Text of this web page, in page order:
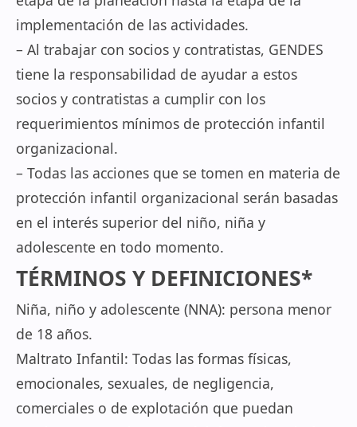
implementación de las actividades.
– Al trabajar con socios y contratistas, GENDES
tiene la responsabilidad de ayudar a estos
socios y contratistas a cumplir con los
requerimientos mínimos de protección infantil
organizacional.
– Todas las acciones que se tomen en materia de
protección infantil organizacional serán basadas
en el interés superior del niño, niña y
adolescente en todo momento.
TÉRMINOS Y DEFINICIONES*
Niña, niño y adolescente (NNA): persona menor
de 18 años.
Maltrato Infantil: Todas las formas físicas,
emocionales, sexuales, de negligencia,
comerciales o de explotación que puedan